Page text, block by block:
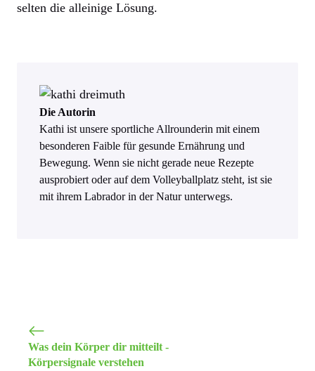
selten die alleinige Lösung.
Die Autorin
Kathi ist unsere sportliche Allrounderin mit einem
besonderen Faible für gesunde Ernährung und
Bewegung. Wenn sie nicht gerade neue Rezepte
ausprobiert oder auf dem Volleyballplatz steht, ist sie
mit ihrem Labrador in der Natur unterwegs.
Was dein Körper dir mitteilt -
Körpersignale verstehen